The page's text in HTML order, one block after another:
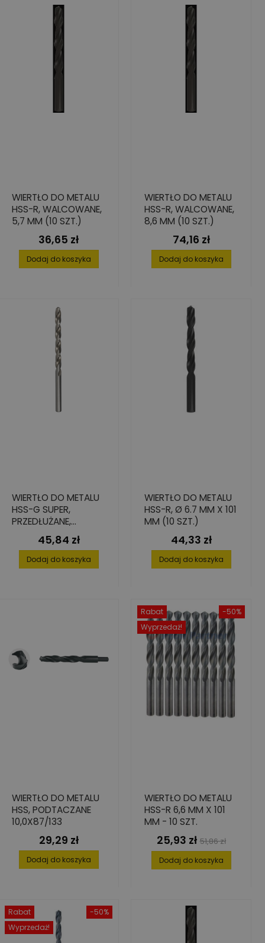
WIERTŁO DO METALU
HSS-R, WALCOWANE,
5,7 MM (10 SZT.)
Cena
36,65 zł
Dodaj do koszyka
WIERTŁO DO METALU
HSS-R, WALCOWANE,
8,6 MM (10 SZT.)
Cena
74,16 zł
Dodaj do koszyka
WIERTŁO DO METALU
HSS-G SUPER,
PRZEDŁUŻANE,
13X134/205
Cena
45,84 zł
Dodaj do koszyka
WIERTŁO DO METALU
HSS-R, Ø 6.7 MM X 101
MM (10 SZT.)
Cena
44,33 zł
Dodaj do koszyka
WIERTŁO DO METALU
HSS, PODTACZANE
10,0X87/133
Cena
29,29 zł
Dodaj do koszyka
-50%
Rabat
Wyprzedaż!
WIERTŁO DO METALU
HSS-R 6,6 MM X 101
MM - 10 SZT.
Cena
25,93 zł Cena
podstawowa
51,86 zł
Dodaj do koszyka
-50%
Rabat
Wyprzedaż!